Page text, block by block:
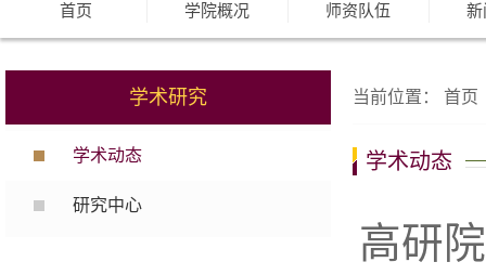
首页 学院概况 师资队伍 新
学术研究
学术动态
研究中心
当前位置： 首页
学术动态
高研